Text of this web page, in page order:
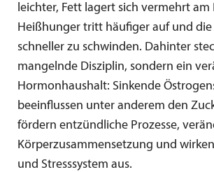
leichter, Fett lagert sich vermehrt am
Heißhunger tritt häufiger auf und die
schneller zu schwinden. Dahinter
mangelnde Disziplin, sondern ein
Hormonhaushalt: Sinkende
beeinflussen unter anderem den
fördern entzündliche Prozesse,
Körperzusammensetzung und
und Stresssystem aus.